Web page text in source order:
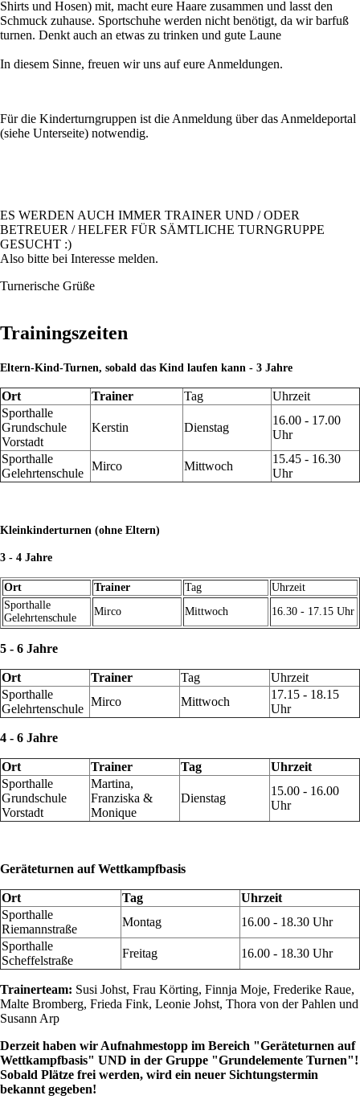
Shirts und Hosen) mit, macht eure Haare zusammen und lasst den
Schmuck zuhause. Sportschuhe werden nicht benötigt, da wir barfuß
turnen. Denkt auch an etwas zu trinken und gute Laune
In diesem Sinne, freuen wir uns auf eure Anmeldungen.
Für die Kinderturngruppen ist die Anmeldung über das Anmeldeportal
(siehe Unterseite) notwendig.
ES WERDEN AUCH IMMER TRAINER UND / ODER
BETREUER / HELFER FÜR SÄMTLICHE TURNGRUPPE
GESUCHT :)
Also bitte bei Interesse melden.
Turnerische Grüße
Trainingszeiten
Eltern-Kind-Turnen, sobald das Kind laufen kann - 3 Jahre
Ort Trainer Tag
Uhrzeit
Sporthalle
Grundschule
Vorstadt
Kerstin Dienstag
16.00 - 17.00
Uhr
Sporthalle
Gelehrtenschule
Mirco Mittwoch
15.45 - 16.30
Uhr
Kleinkinderturnen (ohne Eltern)
3 - 4 Jahre
Ort Trainer Tag
Uhrzeit
Sporthalle
Gelehrtenschule
Mirco Mittwoch 16.30 - 17.15 Uhr
5 - 6 Jahre
Ort Trainer Tag
Uhrzeit
Sporthalle
Gelehrtenschule
Mirco Mittwoch
17.15 - 18.15
Uhr
4 - 6 Jahre
Ort Trainer Tag
Uhrzeit
Sporthalle
Grundschule
Vorstadt
Martina,
Franziska &
Monique
Dienstag
15.00 - 16.00
Uhr
Geräteturnen auf Wettkampfbasis
Ort Tag
Uhrzeit
Sporthalle
Riemannstraße
Montag
16.00 - 18.30 Uhr
Sporthalle
Scheffelstraße
Freitag 16.00 - 18.30 Uhr
Trainerteam: Susi Johst, Frau Körting, Finnja Moje, Frederike Raue,
Malte Bromberg, Frieda Fink, Leonie Johst, Thora von der Pahlen und
Susann Arp
Derzeit haben wir Aufnahmestopp im Bereich "Geräteturnen auf
Wettkampfbasis" UND in der Gruppe "Grundelemente Turnen"!
Sobald Plätze frei werden, wird ein neuer Sichtungstermin
bekannt gegeben!